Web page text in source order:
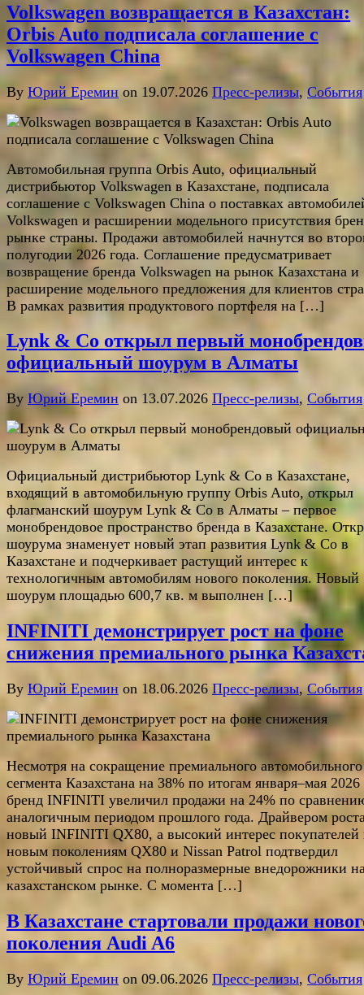
Volkswagen возвращается в Казахстан:
Orbis Auto подписала соглашение с
Volkswagen China
By Юрий Ереминon 19.07.2026 Пресс-релизы, События
Автомобильная группа Orbis Auto, официальный
дистрибьютор Volkswagen в Казахстане, подписала
соглашение с Volkswagen China о поставках
Volkswagen и расширении модельного присутствия
рынке страны. Продажи автомобилей начнутся во
полугодии 2026 года. Соглашение предусматривает
возвращение бренда Volkswagen на рынок Казахстана и
расширение модельного предложения для клиентов
В рамках развития продуктового портфеля на […]
Lynk & Co открыл первый
официальный шоурум в Алматы
By Юрий Еремин on 13.07.2026 Пресс-релизы, События
Официальный дистрибьютор Lynk & Co в Казахстане,
входящий в автомобильную группу Orbis Auto, открыл
флагманский шоурум Lynk & Co в Алматы – первое
монобрендовое пространство бренда в Казахстане.
шоурума знаменует новый этап развития Lynk & Co в
Казахстане и подчеркивает растущий интерес к
технологичным автомобилям нового поколения. Новый
шоурум площадью 600,7 кв. м выполнен […]
INFINITI демонстрирует рост на фоне
снижения премиального рынка
By Юрий Еремин on 18.06.2026 Пресс-релизы,События
Несмотря на сокращение премиального автомобильного
сегмента Казахстана на 38% по итогам января–мая 2026
бренд INFINITI увеличил продажи на 24% по
аналогичным периодом прошлого года. Драйвером
новый INFINITI QX80, а высокий интерес покупателей
новым поколениям QX80 и Nissan Patrol подтвердил
устойчивый спрос на полноразмерные внедорожники
казахстанском рынке. С момента […]
В Казахстане стартовали продажи
поколения Audi A6
By Юрий Еремин on 09.06.2026 Пресс-релизы,События